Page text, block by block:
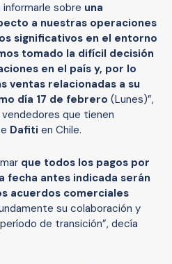
sobre una
a nuestras operaciones
significativos en el entorno
tomado la difícil decisión
en el país y, por lo
ventas relacionadas a su
día 17 de febrero (Lunes)”,
que tienen
Dafiti en Chile.
que todos los pagos por
fecha antes indicada serán
acuerdos comerciales
su colaboración y
de transición”, decía